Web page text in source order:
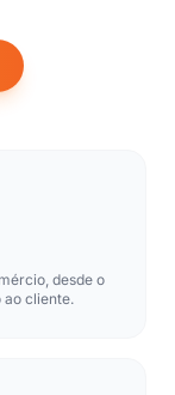
desde o
ao cliente.